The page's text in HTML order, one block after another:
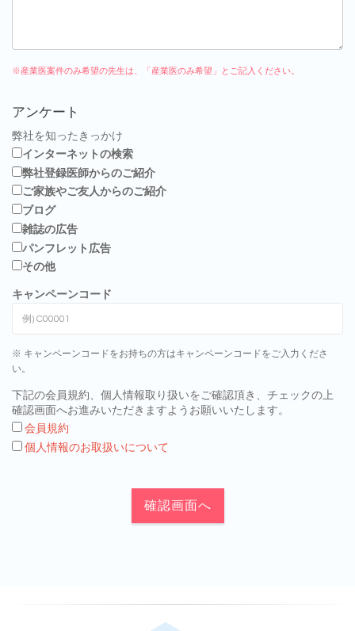
※産業医案件のみ希望の先生は、「産業医のみ希望」とご記入ください。
アンケート
弊社を知ったきっかけ
インターネットの検索
弊社登録医師からのご紹介
ご家族やご友人からのご紹介
ブログ
雑誌の広告
パンフレット広告
その他
キャンペーンコード
※ キャンペーンコードをお持ちの方はキャンペーンコードをご入力くださ
い。
下記の会員規約、個人情報取り扱いをご確認頂き、チェックの上
確認画面へお進みいただきますようお願いいたします。
会員規約
個人情報のお取扱いについて
確認画面へ